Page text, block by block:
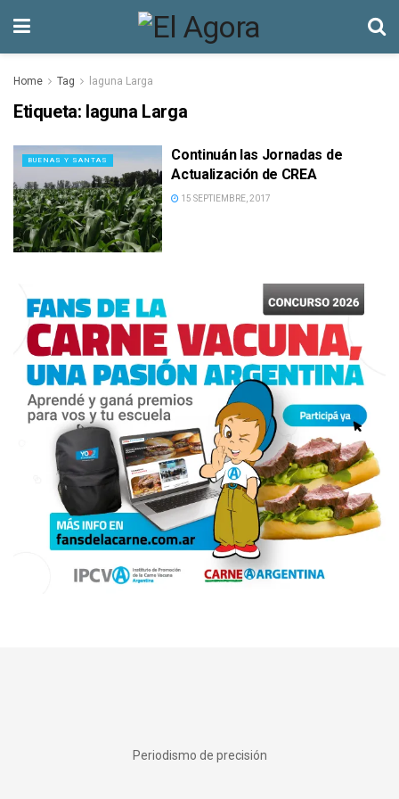
Home Tag laguna Larga
Etiqueta: laguna Larga
BUENAS Y SANTAS
Continuán las Jornadas de
Actualización de CREA
15 SEPTIEMBRE, 2017
Periodismo de precisión